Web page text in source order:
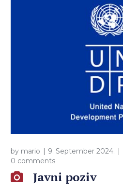
by mario 9. September 2024.
0 comments
Javni poziv